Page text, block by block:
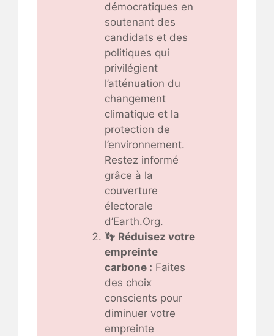
démocratiques en
soutenant des
candidats et des
politiques qui
privilégient
l’atténuation du
changement
climatique et la
protection de
l’environnement.
Restez informé
grâce à la
couverture
électorale
d’Earth.Org.
👣 Réduisez votre
empreinte
carbone : Faites
des choix
conscients pour
diminuer votre
empreinte